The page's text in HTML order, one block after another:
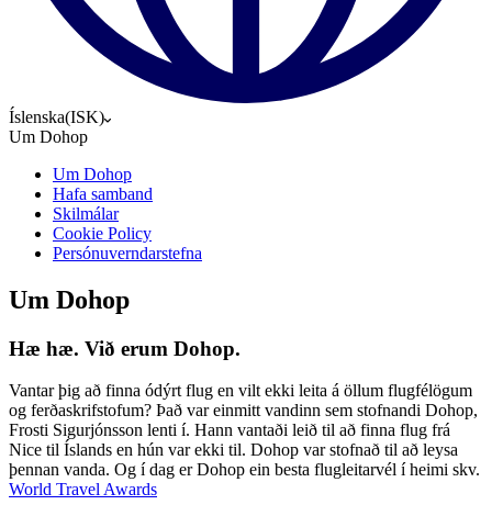
Íslenska(ISK)
Um Dohop
Um Dohop
Hafa samband
Skilmálar
Cookie Policy
Persónuverndarstefna
Um Dohop
Hæ hæ. Við erum Dohop.
Vantar þig að finna ódýrt flug en vilt ekki leita á öllum flugfélögum
og ferðaskrifstofum? Það var einmitt vandinn sem stofnandi Dohop,
Frosti Sigurjónsson lenti í. Hann vantaði leið til að finna flug frá
Nice til Íslands en hún var ekki til. Dohop var stofnað til að leysa
þennan vanda. Og í dag er Dohop ein besta flugleitarvél í heimi skv.
World Travel Awards